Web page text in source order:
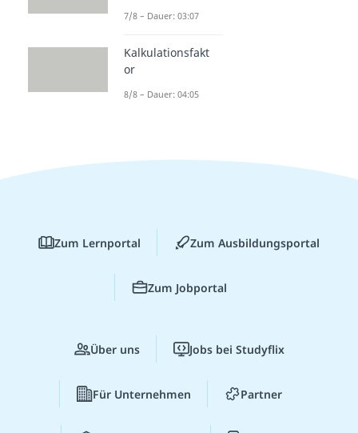
7/8 – Dauer: 03:07
Kalkulationsfakt
or
8/8 – Dauer: 04:05
Zum Lernportal Zum Ausbildungsportal
Zum Jobportal
Über uns Jobs bei Studyflix
Für Unternehmen Partner